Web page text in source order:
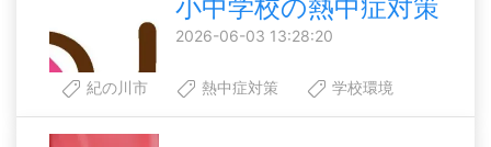
小中学校の熱中症対策
2026-06-03 13:28:20
紀の川市 熱中症対策 学校環境